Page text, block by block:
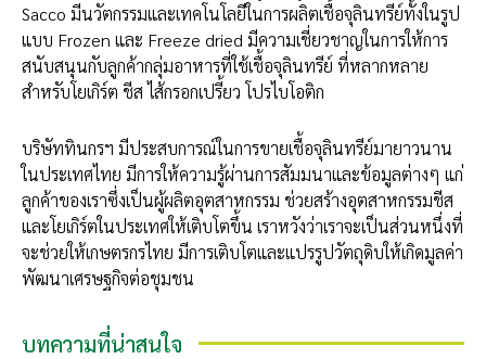
Sacco มีนวัตกรรมและเทคโนโลยีในการผลิตเชื้อจุลินทรีย์ทั้งในรูป
แบบ Frozen และ Freeze dried มีความเชี่ยวชาญในการให้การ
สนับสนุนกับลูกค้ากลุ่มอาหารที่ใช้เชื้อจุลินทรีย์ ที่หลากหลาย
สำหรับโยเกิร์ต ชีส ไส้กรอกเปรี้ยว โปรไบโอติก
บริษัททินกรฯ มีประสบการณ์ในการขายเชื้อจุลินทรีย์มายาวนาน
ในประเทศไทย มีการให้ความรู้ผ่านการสัมมนาและข้อมูลต่างๆ แก่
ลูกค้าของเราซึ่งเป็นผู้ผลิตอุตสาหกรรม ช่วยสร้างอุตสาหกรรมชีส
และโยเกิร์ตในประเทศให้เติบโตขึ้น เราหวังว่าเราจะเป็นส่วนหนึ่งที่
จะช่วยให้เกษตรกรไทย มีการเติบโตและแปรรูปวัตถุดิบให้เกิดมูลค่า
พัฒนาเศรษฐกิจต่อชุมชน
บทความที่น่าสนใจ